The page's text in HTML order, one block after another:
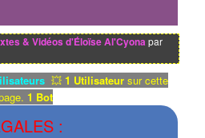
& Vidéos d'Éloïse Al'Cyona par
💥 1 Utilisateursur cette
1 Bot
: